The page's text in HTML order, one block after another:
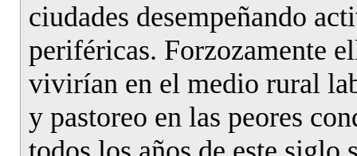
ciudades desempeñando
periféricas. Forzozamente
vivirían en el medio rural
y pastoreo en las peores